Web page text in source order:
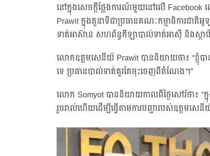
នៅក្នុងសេចក្តីថ្លែងការណ៍មួយនៅលើ
Prawit ក្នុងតួនាទីជាប្រធានគណៈកម្មាធិការ
ទាត់អាស៊ាន សហព័ន្ធកីឡាបាល់ទាត់អាស៊ី និងស្ថាប័
លោកឧត្តមសេនីយ៍ Prawit បាននិយាយថា៖ “ខ្ញុំ
ទេ ប្រធានបាល់ទាត់គួរតែចុះចេញពីតំណែង។”
លោក Somyot បាននិយាយកាលពីថ្ងៃសៅរ៍ថា៖ “ក្
រួចរាល់ហើយដើម្បីធ្វើតាមការបញ្ជារបស់ឧត្តមសេ